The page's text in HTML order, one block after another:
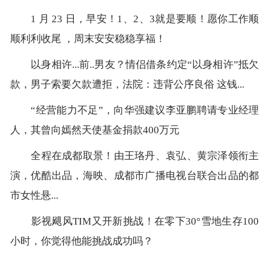
1 月 23 日，早安！1、2、3就是要顺！愿你工作顺
顺利利收尾 ，周末安安稳稳享福！
以身相许...前..男友？情侣借条约定“以身相许”抵欠
款，男子索要欠款遭拒，法院：违背公序良俗 这钱...
“经营能力不足”，向华强建议李亚鹏聘请专业经理
人，其曾向嫣然天使基金捐款400万元
全程在成都取景！由王珞丹、袁弘、黄宗泽领衔主
演，优酷出品，海映、成都市广播电视台联合出品的都
市女性悬...
影视飓风TIM又开新挑战！在零下30°雪地生存100
小时，你觉得他能挑战成功吗？